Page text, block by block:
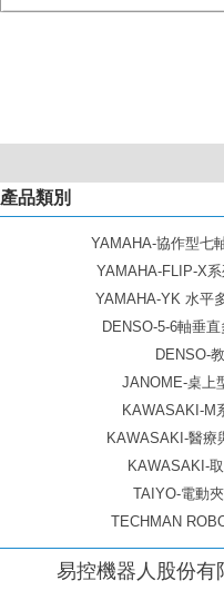
產品類別
YAMAHA-協作型七
YAMAHA-FLIP-X
YAMAHA-YK 水平
DENSO-5-6軸垂
DENSO-
JANOME-桌上
KAWASAKI-M
KAWASAKI-醫療
KAWASAKI-
TAIYO-電動
TECHMAN
易控機器人股份有